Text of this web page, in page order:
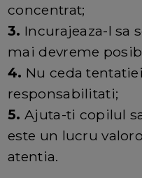
concentrat;
3. Incurajeaza-l sa
mai devreme
4. Nu ceda
responsabilitati;
5. Ajuta-ti copilul
este un lucru
atentia.